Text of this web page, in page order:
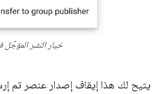
خيار النشر المؤجَّل
يتيح لك هذا إيقاف إصدار عنصر تم